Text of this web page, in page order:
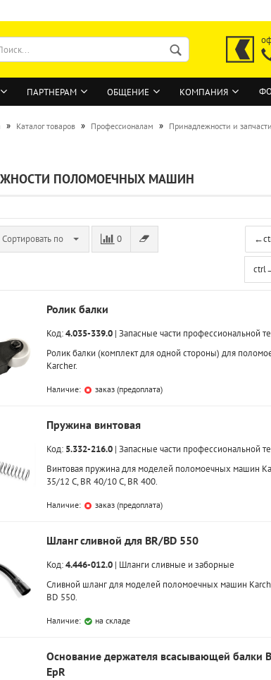
Забыли пароль?
ПАРТНЕРАМ ОБЩЕНИЕ КОМПАНИЯ
» Каталог товаров » Профессионалам » Принадлежности и запчасти
ПОЛОМОЕЧНЫХ МАШИН
Сортировать по 0 ←
ctrl
Ролик балки
Код:4.035-339.0| Запасные части профессиональной
Ролик балки (комплект для одной стороны) для
Karcher.
Наличие: заказ (предоплата)
Пружина винтовая
Код: 5.332-216.0| Запасные части профессиональной
Винтовая пружина для моделей поломоечных машин
35/12 C, BR 40/10 C, BR 400.
Наличие: заказ (предоплата)
Шланг сливной для BR/BD 550
Код:4.446-012.0| Шланги сливные и заборные
Сливной шланг для моделей поломоечных машин
BD 550.
Наличие: на складе
Основание держателя всасывающей балки
EpR